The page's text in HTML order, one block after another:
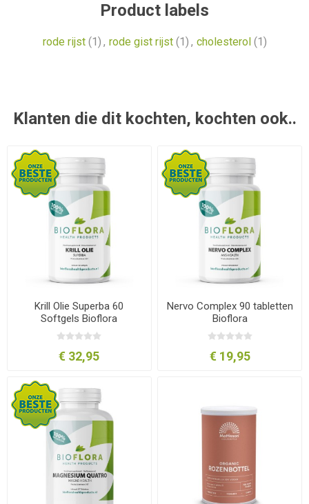
Product labels
rode rijst (1) , rode gist rijst (1) , cholesterol (1)
Klanten die dit kochten, kochten ook..
Krill Olie Superba 60
Softgels Bioflora
€ 32,95
Nervo Complex 90 tabletten
Bioflora
€ 19,95